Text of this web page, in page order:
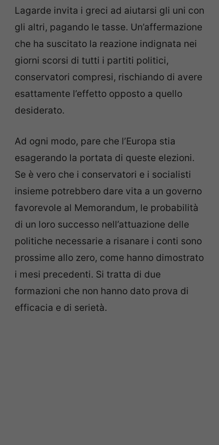
Lagarde invita i greci ad aiutarsi gli uni con
gli altri, pagando le tasse. Un’affermazione
che ha suscitato la reazione indignata nei
giorni scorsi di tutti i partiti politici,
conservatori compresi, rischiando di avere
esattamente l’effetto opposto a quello
desiderato.
Ad ogni modo, pare che l’Europa stia
esagerando la portata di queste elezioni.
Se è vero che i conservatori e i socialisti
insieme potrebbero dare vita a un governo
favorevole al Memorandum, le probabilità
di un loro successo nell’attuazione delle
politiche necessarie a risanare i conti sono
prossime allo zero, come hanno dimostrato
i mesi precedenti. Si tratta di due
formazioni che non hanno dato prova di
efficacia e di serietà.